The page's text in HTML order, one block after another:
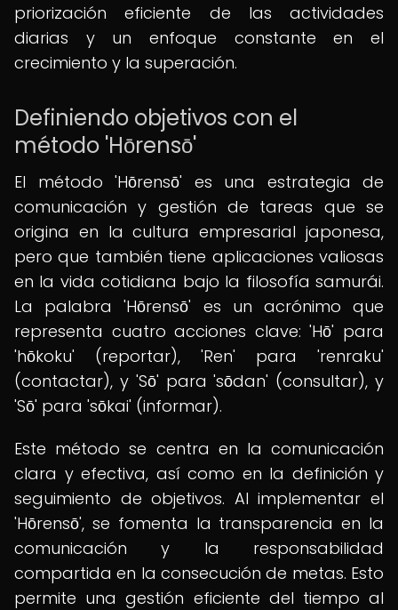
priorización eficiente de las actividades
diarias y un enfoque constante en el
crecimiento y la superación.
Definiendo objetivos con el
método 'Hōrensō'
El método 'Hōrensō' es una estrategia de
comunicación y gestión de tareas que se
origina en la cultura empresarial japonesa,
pero que también tiene aplicaciones valiosas
en la vida cotidiana bajo la filosofía samurái.
La palabra 'Hōrensō' es un acrónimo que
representa cuatro acciones clave: 'Hō' para
'hōkoku' (reportar), 'Ren' para 'renraku'
(contactar), y 'Sō' para 'sōdan' (consultar), y
'Sō' para 'sōkai' (informar).
Este método se centra en la comunicación
clara y efectiva, así como en la definición y
seguimiento de objetivos. Al implementar el
'Hōrensō', se fomenta la transparencia en la
comunicación y la responsabilidad
compartida en la consecución de metas. Esto
permite una gestión eficiente del tiempo al